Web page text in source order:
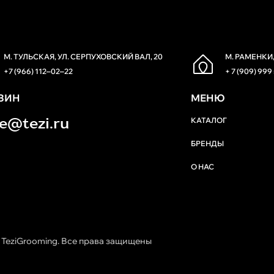
М. ТУЛЬСКАЯ, УЛ. СЕРПУХОВСКИЙ ВАЛ, 20
+7 (966) 112‒02‒22
М.
+ 7 (909) 999
МЕНЮ
КАТАЛОГ
БРЕНДЫ
О НАС
Все права защищены